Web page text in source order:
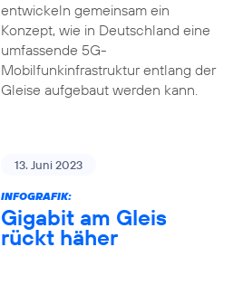
entwickeln gemeinsam ein
Konzept, wie in Deutschland eine
umfassende 5G-
Mobilfunkinfrastruktur entlang der
Gleise aufgebaut werden kann.
13. Juni 2023
INFOGRAFIK:
Gigabit am Gleis
rückt häher